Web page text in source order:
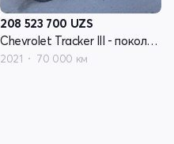
208 523 700 UZS
Chevrolet Tracker III - поколение рестайлинг
2021 70 000 км